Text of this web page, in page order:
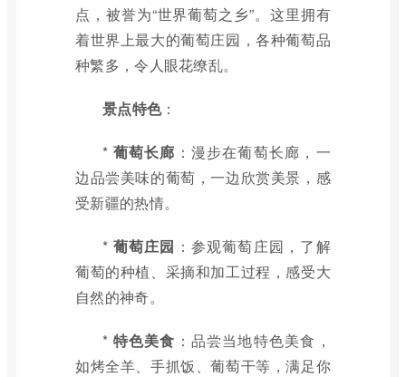
点，被誉为“世界葡萄之乡”。这里拥有
着世界上最大的葡萄庄园，各种葡萄品
种繁多，令人眼花缭乱。
景点特色：
* 葡萄长廊 ：漫步在葡萄长廊，一
边品尝美味的葡萄，一边欣赏美景，感
受新疆的热情。
* 葡萄庄园 ：参观葡萄庄园，了解
葡萄的种植、采摘和加工过程，感受大
自然的神奇。
* 特色美食 ：品尝当地特色美食，
如烤全羊、手抓饭、葡萄干等，满足你